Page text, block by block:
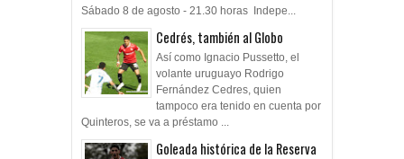
Sábado 8 de agosto - 21.30 horas Indepe...
Cedrés, también al Globo
Así como Ignacio Pussetto, el
volante uruguayo Rodrigo
Fernández Cedres, quien
tampoco era tenido en cuenta por
Quinteros, se va a préstamo ...
Goleada histórica de la Reserva